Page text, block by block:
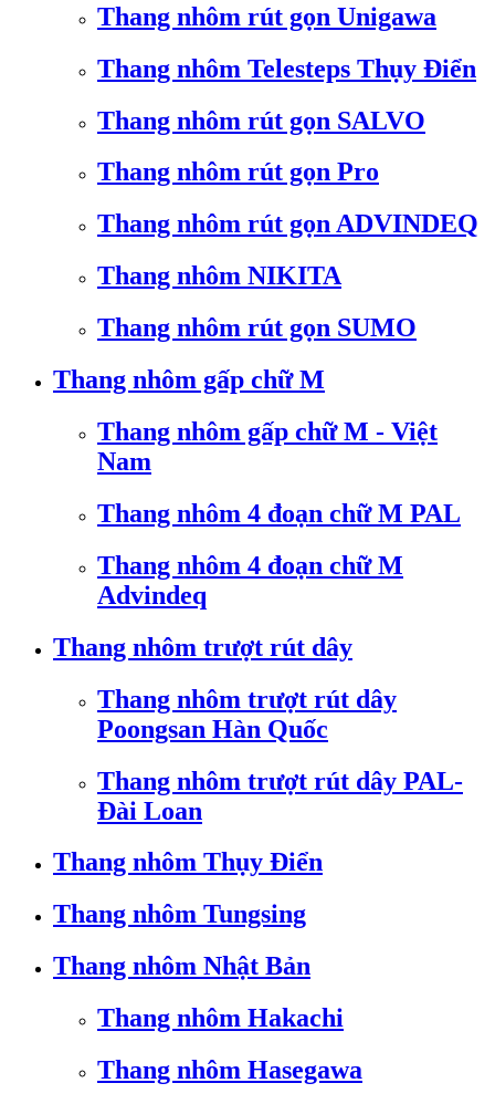
Thang nhôm rút gọn Unigawa
Thang nhôm Telesteps Thụy Điển
Thang nhôm rút gọn SALVO
Thang nhôm rút gọn Pro
Thang nhôm rút gọn ADVINDEQ
Thang nhôm NIKITA
Thang nhôm rút gọn SUMO
Thang nhôm gấp chữ M
Thang nhôm gấp chữ M - Việt
Nam
Thang nhôm 4 đoạn chữ M PAL
Thang nhôm 4 đoạn chữ M
Advindeq
Thang nhôm trượt rút dây
Thang nhôm trượt rút dây
Poongsan Hàn Quốc
Thang nhôm trượt rút dây PAL-
Đài Loan
Thang nhôm Thụy Điển
Thang nhôm Tungsing
Thang nhôm Nhật Bản
Thang nhôm Hakachi
Thang nhôm Hasegawa